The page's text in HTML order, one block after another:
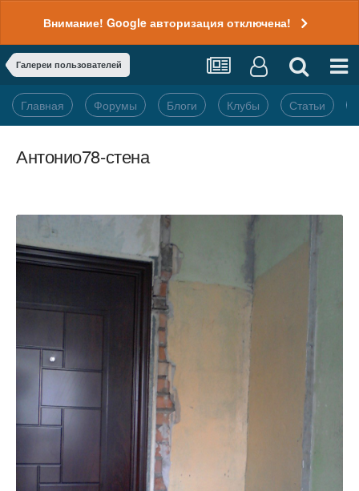
Внимание! Google авторизация отключена!
Галереи пользователей
Главная Форумы Блоги Клубы Статьи
Антонио78-стена